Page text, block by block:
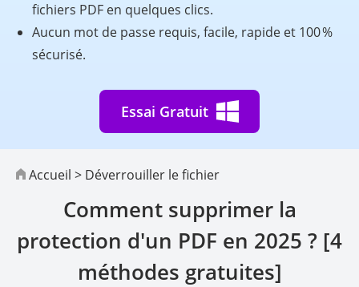
fichiers PDF en quelques clics.
Aucun mot de passe requis, facile, rapide et 100 %
sécurisé.
Essai Gratuit
Accueil > Déverrouiller le fichier
Comment supprimer la
protection d'un PDF en 2025 ? [4
méthodes gratuites]